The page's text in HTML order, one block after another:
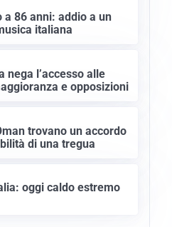
a 86 anni: addio a un
italiana
nega l’accesso alle
e opposizioni
trovano un accordo
di una tregua
oggi caldo estremo